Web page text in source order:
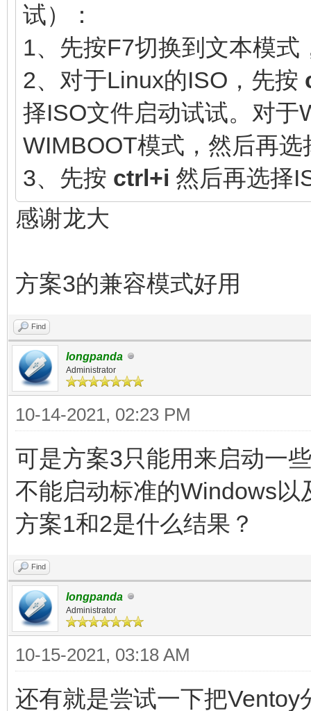
试）：
1、先按F7切换到文本模
2、对于Linux的ISO，先按
择ISO文件启动试试。对
WIMBOOT模式，然后再
3、先按 ctrl+i 然后再选择
感谢龙大
方案3的兼容模式好用
Find
longpanda
Administrator
10-14-2021, 02:23 PM
可是方案3只能用来启动一
不能启动标准的Windows以
方案1和2是什么结果？
Find
longpanda
Administrator
10-15-2021, 03:18 AM
还有就是尝试一下把